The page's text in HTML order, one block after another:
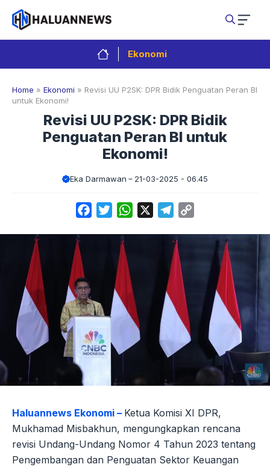
Langsung
isi
Ekonomi
Home » Ekonomi » Revisi UU P2SK: DPR Bidik Penguatan Peran BI
untuk Ekonomi!
Revisi UU P2SK: DPR Bidik
Penguatan Peran BI untuk
Ekonomi!
Eka Darmawan 21-03-2025 - 06.45
FacebookTwitterWhatsApp Telegram
Haluannews Ekonomi – Ketua Komisi XI DPR,
Mukhamad Misbakhun, mengungkapkan rencana
revisi Undang-Undang Nomor 4 Tahun 2023 tentang
Pengembangan dan Penguatan Sektor Keuangan